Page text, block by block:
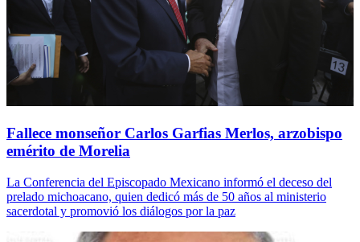
Fallece monseñor Carlos Garfias Merlos, arzobispo
emérito de Morelia
La Conferencia del Episcopado Mexicano informó el deceso del
prelado michoacano, quien dedicó más de 50 años al ministerio
sacerdotal y promovió los diálogos por la paz